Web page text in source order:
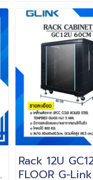
Rack 12U
FLOOR G-